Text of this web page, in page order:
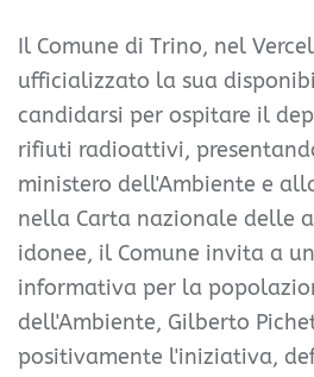
Il Comune di Trino, nel
ufficializzato la sua
candidarsi per ospitare il
rifiuti radioattivi,
ministero dell'Ambiente e
nella Carta nazionale delle
idonee, il Comune invita a
informativa per la
dell'Ambiente, Gilberto
positivamente l'iniziativa,